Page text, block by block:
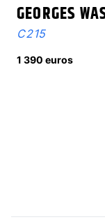
GEORGES
C215
1 390 euros